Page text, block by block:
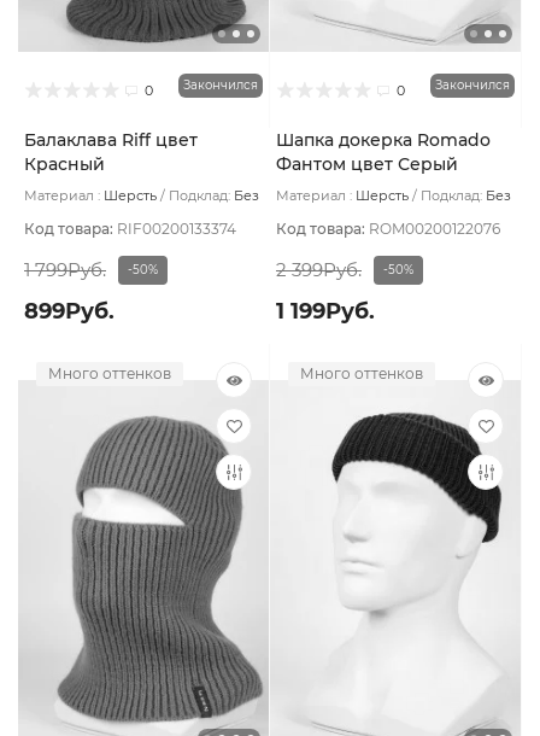
0 Закончился
Балаклава Riff цвет
Красный
Материал : Шерсть Подклад: Без
Код товара: RIF00200133374
1 799Руб. -50%
899Руб.
0 Закончился
Шапка докерка Romado
Фантом цвет Серый
темный
Материал : Шерсть Подклад: Без
Код товара: ROM00200122076
2 399Руб. -50%
1 199Руб.
Много оттенков Много оттенков